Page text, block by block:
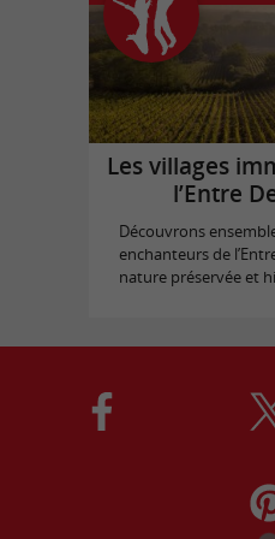
Les villages
l’Entre
Découvrons
enchanteurs de
nature préservée et